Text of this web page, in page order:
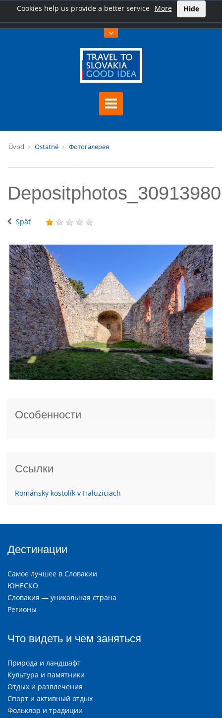
Cookies help us provide a better service More Hide
Úvod Ostatné Фотогалерея
Späť
Особенности
Ссылки
Románsky kostolík v Haluziciach
Дестинации
Самое лучшее в Словакии
ЮНЕСКО
Словакия — уникальная страна
Регионы
Что видеть и чем заняться
Природа и ландшафт
Культура и памятники
Отдых и развлечения
Спорт и активный отдых
Фольклор и традиции